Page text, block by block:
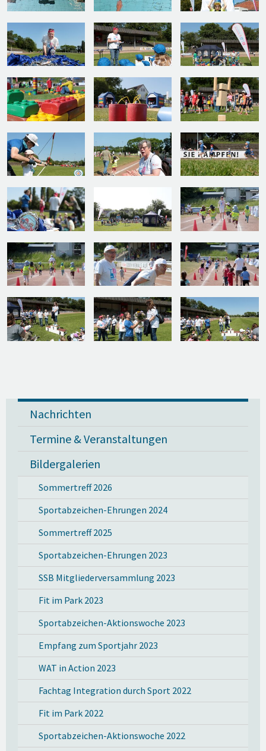
Nachrichten
Termine & Veranstaltungen
Bildergalerien
Sommertreff 2026
Sportabzeichen-Ehrungen 2024
Sommertreff 2025
Sportabzeichen-Ehrungen 2023
SSB Mitgliederversammlung 2023
Fit im Park 2023
Sportabzeichen-Aktionswoche 2023
Empfang zum Sportjahr 2023
WAT in Action 2023
Fachtag Integration durch Sport 2022
Fit im Park 2022
Sportabzeichen-Aktionswoche 2022